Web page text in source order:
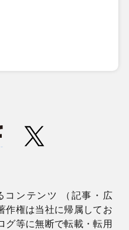
コンテンツ （記事・広
作権は当社に帰属してお
グ等に無断で転載・転用